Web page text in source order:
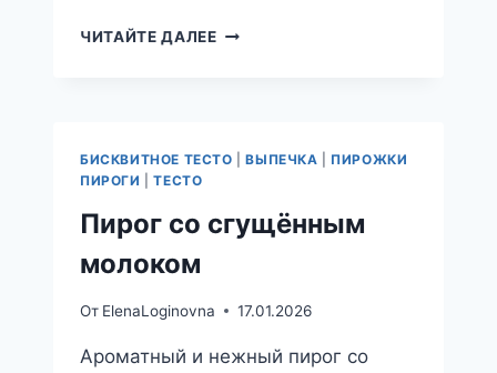
ЧИТАЙТЕ ДАЛЕЕЧТО
ТЕСТЕ
БИСКВИТНОЕ ТЕСТО |ВЫПЕЧКА
ПИРОЖКИ
ПИРОГИ
|ТЕСТО
Пирог со сгущённым
молоком
От ElenaLoginovna 17.01.2026
Ароматный и нежный пирог со